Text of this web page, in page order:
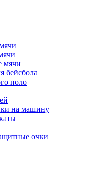
мячи
бейсбола
поло
на машину
очки